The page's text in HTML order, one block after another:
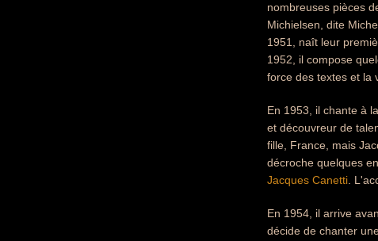
nombreuses pièces
Michielsen, dite
1951, naît leur
1952, il compose
force des textes et la
En 1953, il chante à
et découvreur de
fille, France, mais
décroche quelques
Jacques Canetti .
En 1954, il arrive
décide de chanter